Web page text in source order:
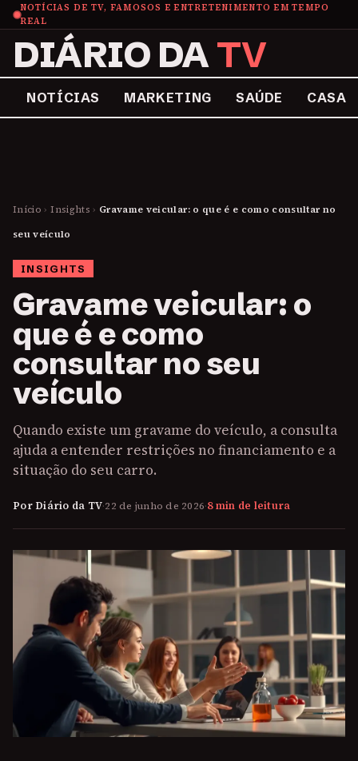
NOTÍCIAS DE TV, FAMOSOS E ENTRETENIMENTO EM TEMPO
REAL
DIÁRIO DATV
NOTÍCIAS MARKETING SAÚDE CASA
Início › Insights › Gravame veicular: o que é e como consultar no
seu veículo
INSIGHTS
Gravame veicular: o
que é e como
consultar no seu
veículo
Quando existe um gravame do veículo, a consulta
ajuda a entender restrições no financiamento e a
situação do seu carro.
Por Diário da TV·22 de junho de 2026·8 min de leitura